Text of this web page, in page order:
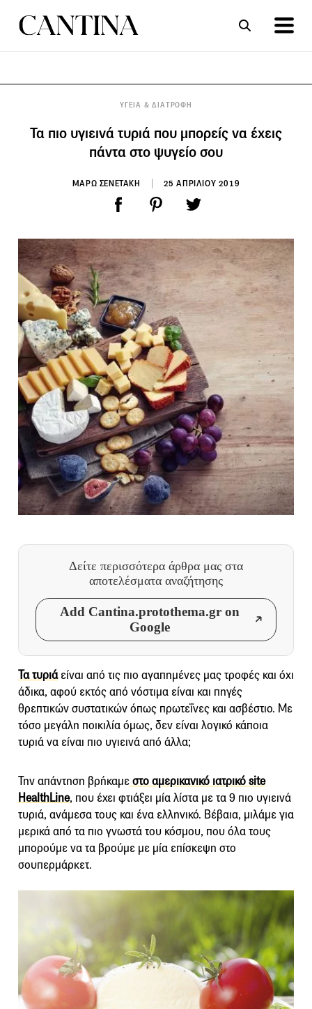
ΥΓΕΙΑ & ΔΙΑΤΡΟΦΗ
Τα πιο υγιεινά τυριά που μπορείς να έχεις
πάντα στο ψυγείο σου
ΜΑΡΩ ΣΕΝΕΤΑΚΗ 25 ΑΠΡΙΛΙΟΥ 2019
Δείτε περισσότερα άρθρα μας στα
αποτελέσματα αναζήτησης
Add Cantina.protothema.gr on
Google
Τα τυριάείναι από τις πιο αγαπημένες μας τροφές και όχι
άδικα, αφού εκτός από νόστιμα είναι και πηγές
θρεπτικών συστατικών όπως πρωτεΐνες και ασβέστιο. Με
τόσο μεγάλη ποικιλία όμως, δεν είναι λογικό κάποια
τυριά να είναι πιο υγιεινά από άλλα;
Την απάντηση βρήκαμεστο αμερικανικό ιατρικό site
HealthLine, που έχει φτιάξει μία λίστα με τα 9 πιο υγιεινά
τυριά, ανάμεσα τους και ένα ελληνικό. Βέβαια, μιλάμε για
μερικά από τα πιο γνωστά του κόσμου, που όλα τους
μπορούμε να τα βρούμε με μία επίσκεψη στο
σουπερμάρκετ.